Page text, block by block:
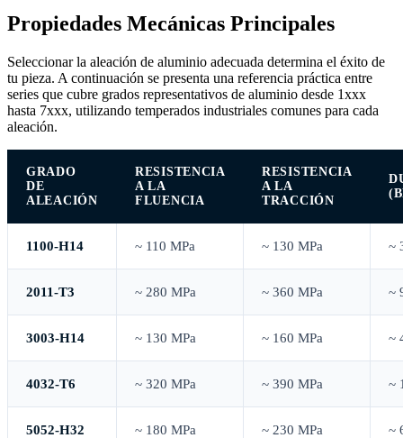
Propiedades Mecánicas Principales
Seleccionar la aleación de aluminio adecuada determina el éxito de
tu pieza. A continuación se presenta una referencia práctica entre
series que cubre grados representativos de aluminio desde 1xxx
hasta 7xxx, utilizando temperados industriales comunes para cada
aleación.
GRADO
DE
ALEACIÓN
RESISTENCIA
A LA
FLUENCIA
RESISTENCIA
A LA
TRACCIÓN
1100-H14 ~ 110 MPa ~ 130 MPa ~
2011-T3 ~ 280 MPa ~ 360 MPa ~
3003-H14 ~ 130 MPa ~ 160 MPa ~
4032-T6 ~ 320 MPa ~ 390 MPa ~
5052-H32 ~ 180 MPa ~ 230 MPa ~